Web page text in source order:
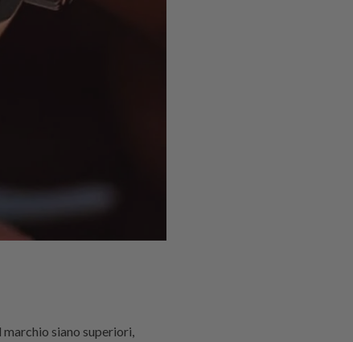
siano superiori,